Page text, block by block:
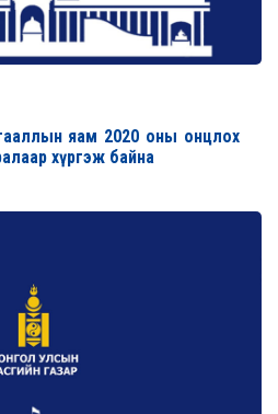
яам 2020 оны онцлох
хүргэж байна